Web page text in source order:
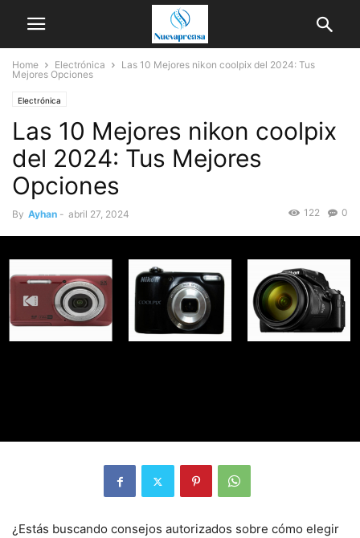
Home Electrónica
Las 10 Mejores nikon coolpix del 2024: Tus
Mejores Opciones
Electrónica
Las 10 Mejores nikon coolpix
del 2024: Tus Mejores
Opciones
By Ayhan - abril 27, 2024 0
122
¿Estás buscando consejos autorizados sobre cómo elegir